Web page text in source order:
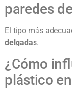
paredes
El tipo más
delgadas.
¿Cómo
plástico